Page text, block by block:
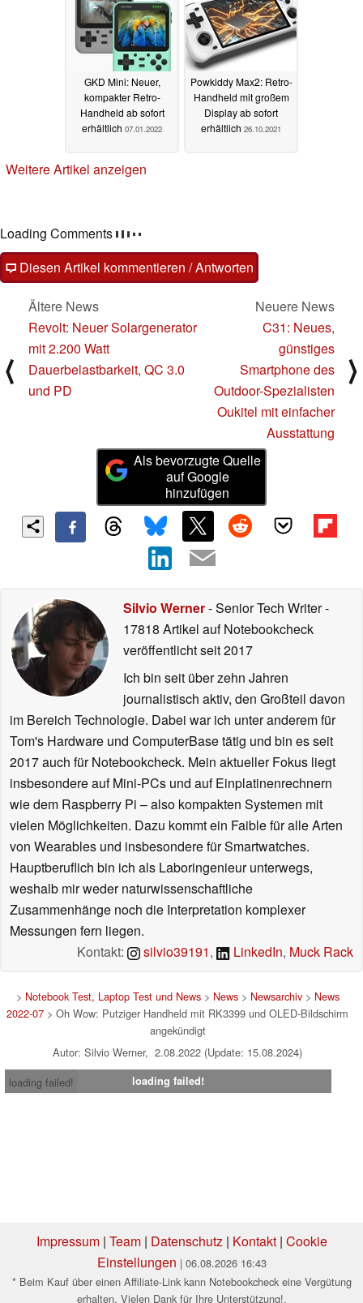
GKD Mini: Neuer,
kompakter Retro-
Handheld ab sofort
erhältlich 07.01.2022
Powkiddy Max2: Retro-
Handheld mit großem
Display ab sofort
erhältlich 26.10.2021
Weitere Artikel anzeigen
Loading Comments
Diesen Artikel kommentieren / Antworten
⟨
Ältere News
Revolt: Neuer Solargenerator
mit 2.200 Watt
Dauerbelastbarkeit, QC 3.0
und PD
Neuere News
C31: Neues,
günstiges
Smartphone des
Outdoor-Spezialisten
Oukitel mit einfacher
Ausstattung
⟩
Als bevorzugte Quelle
auf Google
hinzufügen
Silvio Werner- Senior Tech Writer-
17818 Artikel auf Notebookcheck
veröffentlichtseit 2017
Ich bin seit über zehn Jahren
journalistisch aktiv, den Großteil davon
im Bereich Technologie. Dabei war ich unter anderem für
Tom's Hardware und ComputerBase tätig und bin es seit
2017 auch für Notebookcheck. Mein aktueller Fokus liegt
insbesondere auf Mini-PCs und auf Einplatinenrechnern
wie dem Raspberry Pi – also kompakten Systemen mit
vielen Möglichkeiten. Dazu kommt ein Faible für alle Arten
von Wearables und insbesondere für Smartwatches.
Hauptberuflich bin ich als Laboringenieur unterwegs,
weshalb mir weder naturwissenschaftliche
Zusammenhänge noch die Interpretation komplexer
Messungen fern liegen.
Kontakt:
silvio39191, LinkedIn, Muck Rack
> Notebook Test, Laptop Test und News> News> Newsarchiv> News
2022-07 > Oh Wow: Putziger Handheld mit RK3399 und OLED-Bildschirm
angekündigt
Autor: Silvio Werner, 2.08.2022 (Update: 15.08.2024)
loading failed!
loading failed!
Impressum| Team| Datenschutz| Kontakt| Cookie
Einstellungen | 06.08.2026 16:43
* Beim Kauf über einen Affiliate-Link kann Notebookcheck eine Vergütung
erhalten. Vielen Dank für Ihre Unterstützung!.